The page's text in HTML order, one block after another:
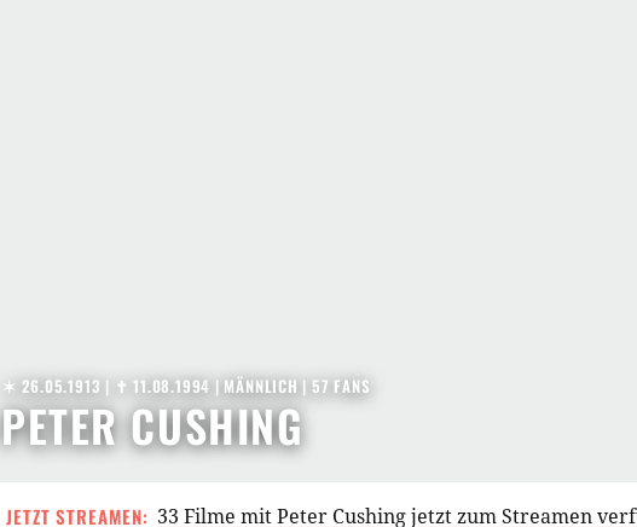
PETER CUSHING
✶ 26.05.1913 | ✝︎ 11.08.1994 | MÄNNLICH | 57 FANS
JETZT STREAMEN: 33 Filme mit Peter Cushing jetzt zum Streamen